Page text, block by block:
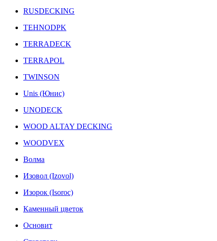
RUSDECKING
TEHNODPK
TERRADECK
TERRAPOL
TWINSON
Unis (Юнис)
UNODECK
WOOD ALTAY DECKING
WOODVEX
Волма
Изовол (Izovol)
Изорок (Isoroc)
Каменный цветок
Основит